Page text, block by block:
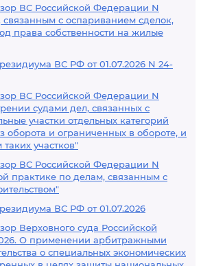
ВС Российской Федерации N
связанным с оспариванием сделок,
права собственности на жилые
ВС РФ от 01.07.2026 N 24-
ВС Российской Федерации N
судами дел, связанных с
участки отдельных категорий
оборота и ограниченных в обороте, и
участков"
ВС Российской Федерации N
практике по делам, связанным с
ВС РФ от 01.07.2026
Верховного суда Российской
О применении арбитражными
о специальных экономических